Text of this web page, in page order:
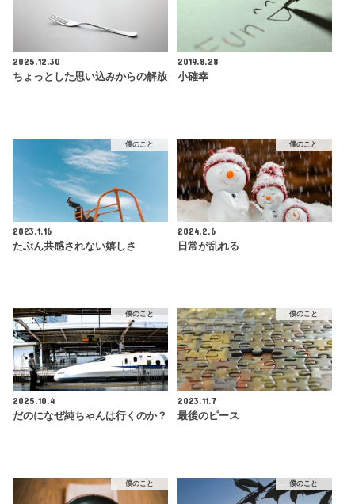
2025.12.30
ちょっとした思い込みからの解放
2019.8.28
小確幸
僕のこと
2023.1.16
たぶん共感されない嬉しさ
僕のこと
2024.2.6
日常が乱れる
僕のこと
2025.10.4
だのになぜ純ちゃんは行くのか？
僕のこと
2023.11.7
最後のピース
僕のこと 僕のこと